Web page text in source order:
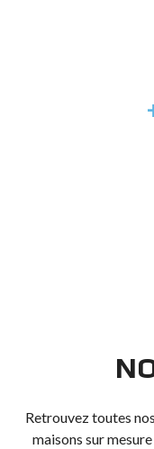
Retrouvez toutes
maisons sur